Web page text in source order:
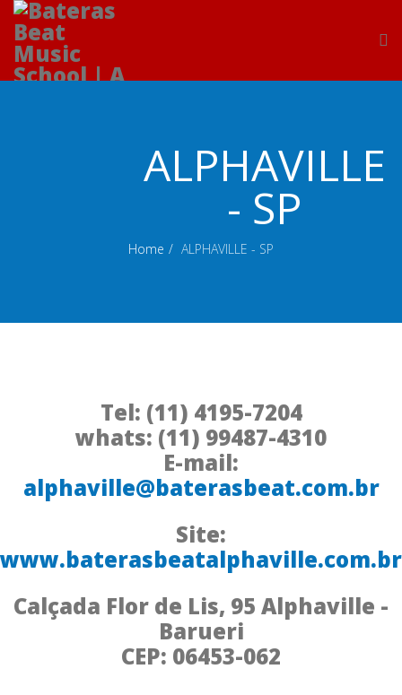
ALPHAVILLE
- SP
Home ALPHAVILLE - SP
Tel: (11) 4195-7204
whats: (11) 99487-4310
E-mail:
alphaville@baterasbeat.com.br
Site:
www.baterasbeatalphaville.com.br
Calçada Flor de Lis, 95 Alphaville -
Barueri
CEP: 06453-062